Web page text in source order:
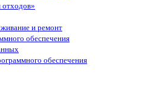
отходов»
и ремонт
обеспечения
обеспечения